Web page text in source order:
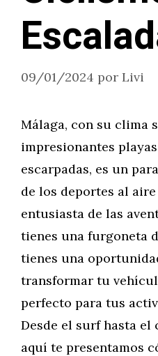
09/01/2024 por Livi
Málaga, con su clima
impresionantes
escarpadas, es un
de los deportes al
entusiasta de las
tienes una furgoneta
tienes una
transformar tu
perfecto para tus
Desde el surf hasta el
aquí te presentamos